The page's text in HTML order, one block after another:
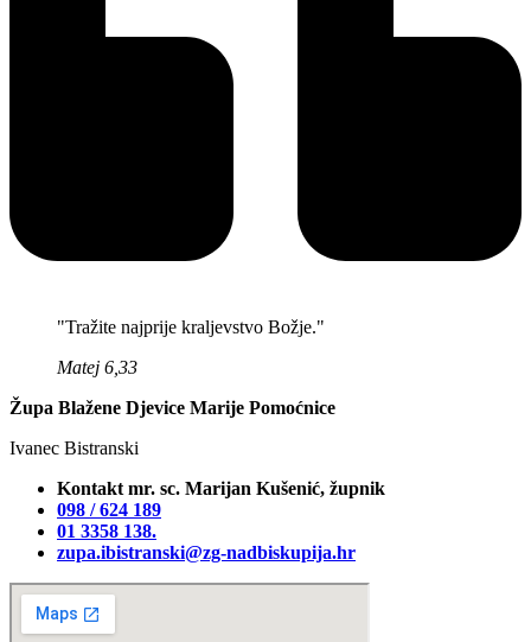
"Tražite najprije kraljevstvo Božje."
Matej 6,33
Župa Blažene Djevice Marije Pomoćnice
Ivanec Bistranski
Kontakt mr. sc. Marijan Kušenić, župnik
098 / 624 189
01 3358 138‬.
zupa.ibistranski@zg-nadbiskupija.hr